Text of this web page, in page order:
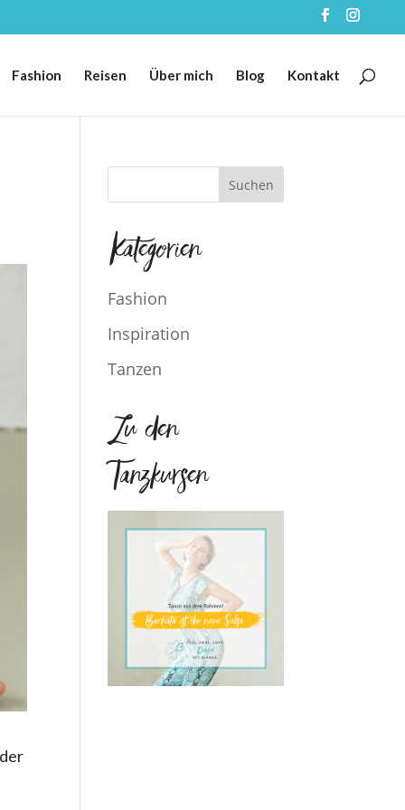
Fashion Reisen Über mich Blog Kontakt
Kategorien
Fashion
Inspiration
Tanzen
Zu den
Tanzkursen